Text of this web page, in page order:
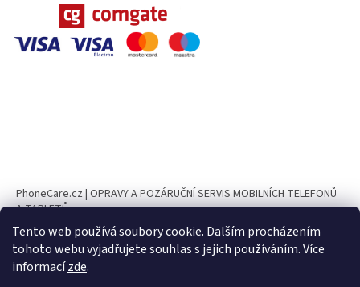
Tento web používá soubory cookie. Dalším procházením
tohoto webu vyjadřujete souhlas s jejich používáním. Více
informacízde.
PhoneCare.cz | OPRAVY A POZÁRUČNÍ SERVIS MOBILNÍCH TELEFONŮ
A TABLETŮ
PhoneParts.cz